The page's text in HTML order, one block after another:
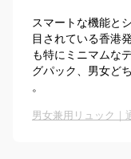
スマートな機能と
目されている香港
も特にミニマムな
グパック、男女ど
。